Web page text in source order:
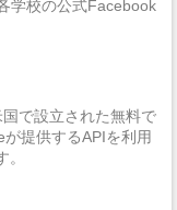
学校の公式Facebook
で設立された無料で
提供するAPIを利用